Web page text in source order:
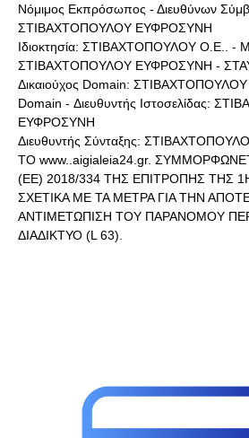
Νόμιμος Εκπρόσωπος - Διευθύνων
ΣΤΙΒΑΧΤΟΠΟΥΛΟΥ ΕΥΦΡΟΣΥΝΗ
Ιδιοκτησία: ΣΤΙΒΑΧΤΟΠΟΥΛΟΥ Ο.Ε.. -
ΣΤΙΒΑΧΤΟΠΟΥΛΟΥ ΕΥΦΡΟΣΥΝΗ -
Δικαιούχος Domain: ΣΤΙΒΑΧΤΟΠΟΥΛΟΥ
Domain - Διευθυντής Ιστοσελίδας:
ΕΥΦΡΟΣΥΝΗ
Διευθυντής Σύνταξης:
ΤΟ www..aigialeia24.gr.
(ΕΕ) 2018/334 ΤΗΣ ΕΠΙΤΡΟΠΗΣ ΤΗΣ
ΣΧΕΤΙΚΑ ΜΕ ΤΑ ΜΕΤΡΑ ΓΙΑ ΤΗΝ
ΑΝΤΙΜΕΤΩΠΙΣΗ ΤΟΥ ΠΑΡΑΝΟΜΟΥ
ΔΙΑΔΙΚΤΥΟ (L 63).